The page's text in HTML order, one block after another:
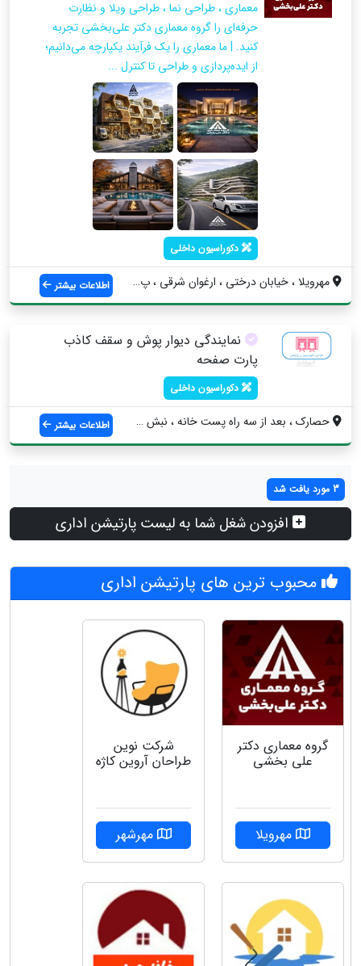
معماری ، طراحی نما ، طراحی ویلا و نظارت
حرفه‌ای را گروه معماری دکتر علی‌بخشی تجربه
کنید. | ما معماری را یک فرآیند یکپارچه می‌دانیم؛
از ایده‌پردازی و طراحی تا کنترل ...
دکوراسیون داخلی
مهرویلا ، خیابان درختی ، ارغوان شرقی ، پ... اطلاعات بیشتر
نمایندگی دیوار پوش و سقف کاذب
پارت صفحه
دکوراسیون داخلی
حصارک ، بعد از سه راه پست خانه ، نبش کوچ... اطلاعات بیشتر
3 مورد یافت شد
افزودن شغل شما به لیست پارتیشن اداری
محبوب ترین های پارتیشن اداری
گروه معماری دکتر
علی بخشی
مهرویلا
شرکت نوین
طراحان آروین کاژه
مهرشهر